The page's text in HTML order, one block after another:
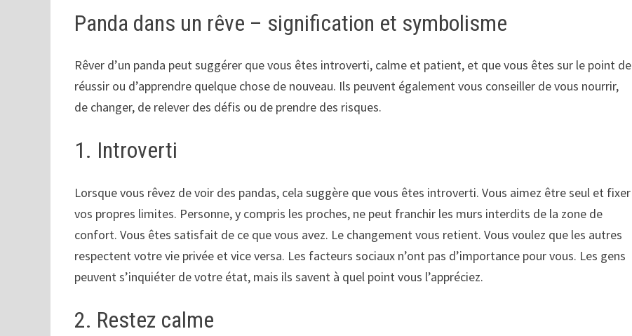
Panda dans un rêve – signification et symbolisme
Rêver d’un panda peut suggérer que vous êtes introverti, calme et patient, et que vous êtes sur le point de
réussir ou d’apprendre quelque chose de nouveau. Ils peuvent également vous conseiller de vous nourrir,
de changer, de relever des défis ou de prendre des risques.
1. Introverti
Lorsque vous rêvez de voir des pandas, cela suggère que vous êtes introverti. Vous aimez être seul et fixer
vos propres limites. Personne, y compris les proches, ne peut franchir les murs interdits de la zone de
confort. Vous êtes satisfait de ce que vous avez. Le changement vous retient. Vous voulez que les autres
respectent votre vie privée et vice versa. Les facteurs sociaux n’ont pas d’importance pour vous. Les gens
peuvent s’inquiéter de votre état, mais ils savent à quel point vous l’appréciez.
2. Restez calme